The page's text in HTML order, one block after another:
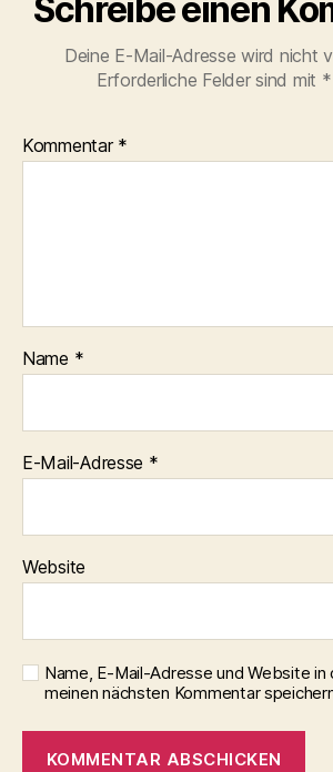
Schreibe einen
Deine E-Mail-Adresse wird nicht
Erforderliche Felder sind mit *
Kommentar *
Name *
E-Mail-Adresse *
Website
Name, E-Mail-Adresse und Website
meinen nächsten Kommentar